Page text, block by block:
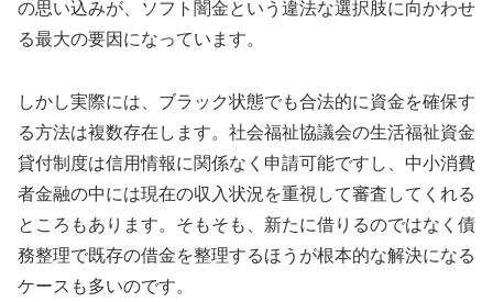
の思い込みが、ソフト闇金という違法な選択肢に向かわせ
る最大の要因になっています。
しかし実際には、ブラック状態でも合法的に資金を確保す
る方法は複数存在します。社会福祉協議会の生活福祉資金
貸付制度は信用情報に関係なく申請可能ですし、中小消費
者金融の中には現在の収入状況を重視して審査してくれる
ところもあります。そもそも、新たに借りるのではなく債
務整理で既存の借金を整理するほうが根本的な解決になる
ケースも多いのです。